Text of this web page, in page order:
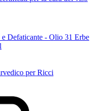
Defaticante - Olio 31 Erbe
per Ricci